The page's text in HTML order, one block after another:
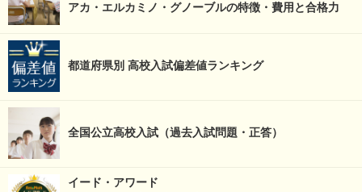
アカ・エルカミノ・グノーブルの特徴・費用と合格力
都道府県別 高校入試偏差値ランキング
全国公立高校入試（過去入試問題・正答）
イード・アワード